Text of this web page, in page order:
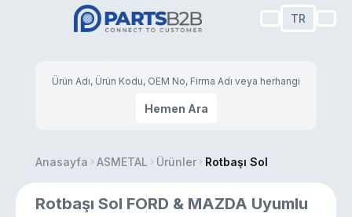
TR
Hemen Ara
Anasayfa ASMETAL Ürünler Rotbaşı Sol
Rotbaşı Sol FORD & MAZDA Uyumlu